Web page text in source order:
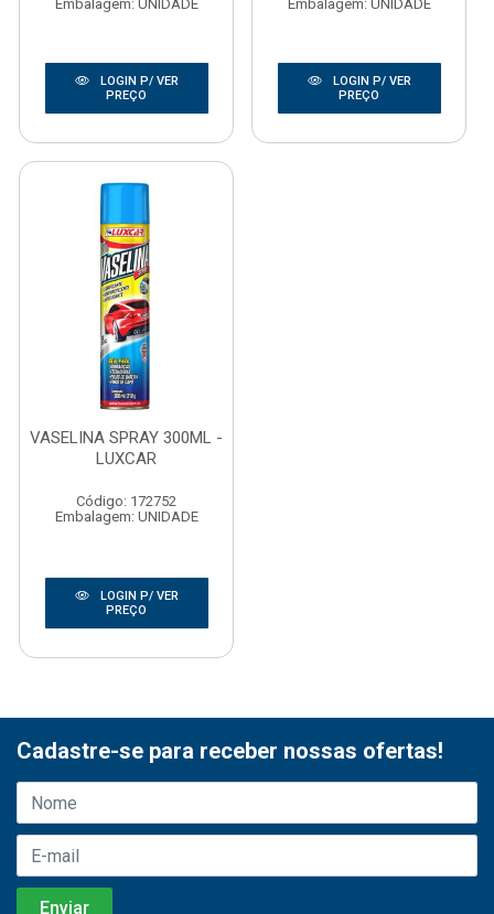
Embalagem: UNIDADE
LOGIN P/ VER
PREÇO
Embalagem: UNIDADE
LOGIN P/ VER
PREÇO
VASELINA SPRAY 300ML -
LUXCAR
Código: 172752
Embalagem: UNIDADE
LOGIN P/ VER
PREÇO
Cadastre-se para receber nossas ofertas!